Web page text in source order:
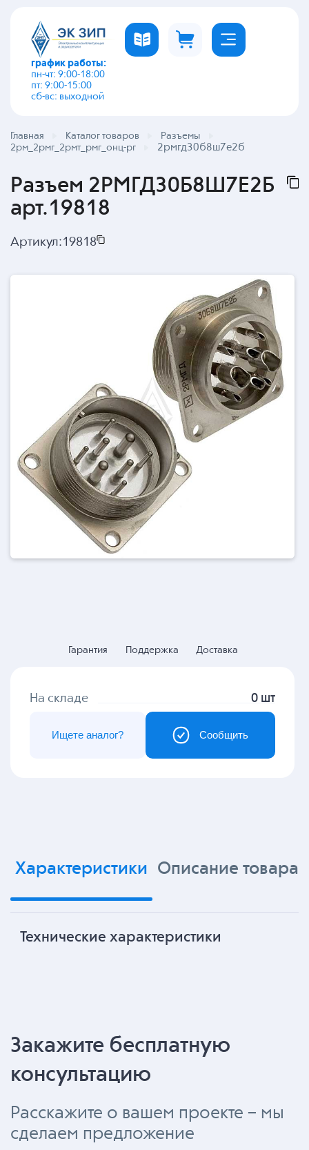
график работы:
пн-чт: 9:00-18:00
пт: 9:00-15:00
сб-вс: выходной
Главная Каталог товаров
Разъемы
2рм_2рмг_2рмт_рмг_онц-рг
2рмгд30б8ш7е2б
Разъем 2РМГД30Б8Ш7Е2Б
арт.19818
Артикул:19818
Гарантия Поддержка Доставка
На складе 0 шт
Сообщить
Ищете аналог?
Характеристики Описание товара
Технические характеристики
Закажите бесплатную
консультацию
Расскажите о вашем проекте – мы
сделаем предложение